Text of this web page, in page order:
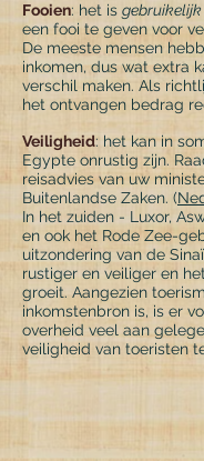
Fooien: het is gebruikelijk
een ​​fooi te geven voor
De meeste mensen
inkomen, dus wat extra
verschil maken. Als
het ontvangen bedrag
Veiligheid: het kan in
Egypte onrustig zijn.
reisadvies van uw
Buitenlandse Zaken. (
In het zuiden - Luxor,
en ook het Rode Zee-
uitzondering van de
rustiger en veiliger en
groeit. Aangezien
inkomstenbron is, is er
overheid veel aan
veiligheid van toeristen